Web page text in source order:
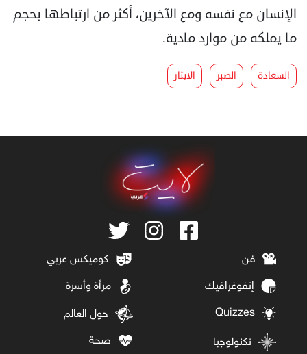
الإنسان مع نفسه ومع الآخرين، أكثر من ارتباطها بحجم
ما يملكه من موارد مادية.
السعادة الصبر الايثار
فن كوميكس عربي
إنفوغرافيك مرأة وأسرة
Quizzes حول العالم
تكنولوجيا صحة